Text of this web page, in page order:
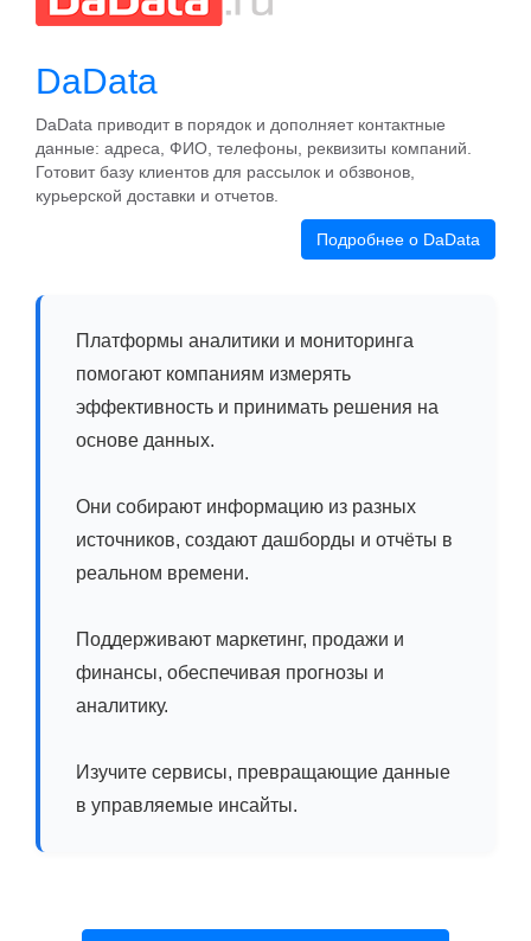
DaData
DaData приводит в порядок и дополняет контактные
данные: адреса, ФИО, телефоны, реквизиты компаний.
Готовит базу клиентов для рассылок и обзвонов,
курьерской доставки и отчетов.
Подробнее о DaData
Платформы аналитики и мониторинга
помогают компаниям измерять
эффективность и принимать решения на
основе данных.
Они собирают информацию из разных
источников, создают дашборды и отчёты в
реальном времени.
Поддерживают маркетинг, продажи и
финансы, обеспечивая прогнозы и
аналитику.
Изучите сервисы, превращающие данные
в управляемые инсайты.